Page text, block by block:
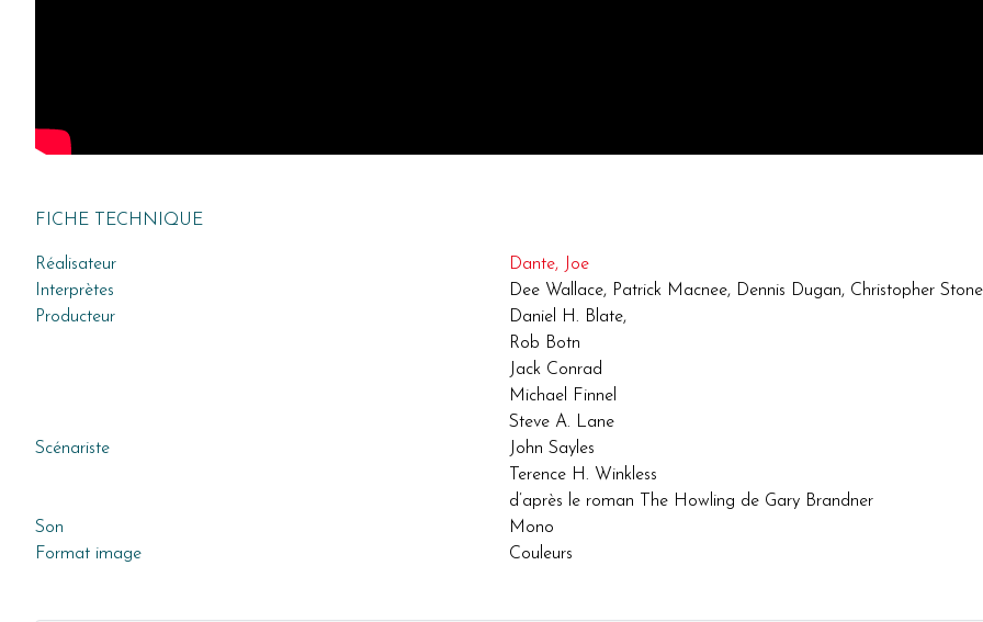
FICHE TECHNIQUE
Réalisateur
Dante, Joe
Interprètes
Dee Wallace, Patrick Macnee, Dennis Dugan, Christopher
Producteur
Daniel H. Blate,
Rob Botn
Jack Conrad
Michael Finnel
Steve A. Lane
Scénariste
John Sayles
Terence H. Winkless
d’après le roman The Howling de Gary Brandner
Son
Mono
Format image
Couleurs